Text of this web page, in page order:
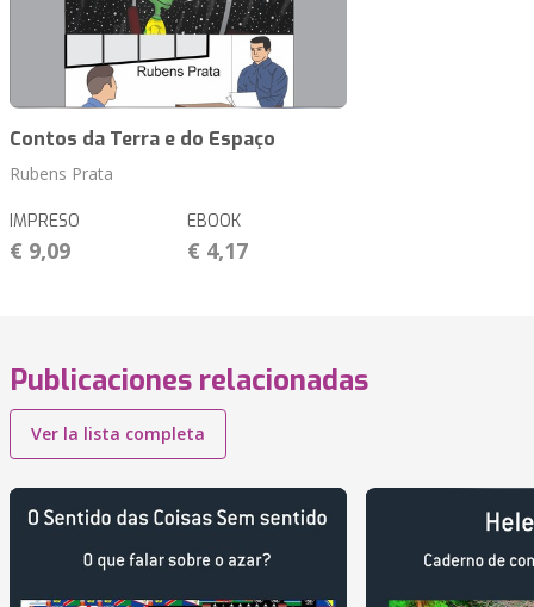
Contos da Terra e do Espaço
Rubens Prata
IMPRESO
€ 9,09
EBOOK
€ 4,17
Publicaciones relacionadas
Ver la lista completa